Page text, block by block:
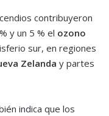
contribuyeron
y un 5 % el ozono
sur, en regiones
Zelanda y partes
indica que los